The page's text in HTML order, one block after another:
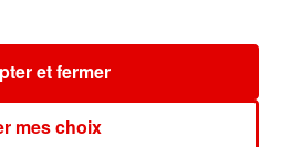
mes choix
et fermer